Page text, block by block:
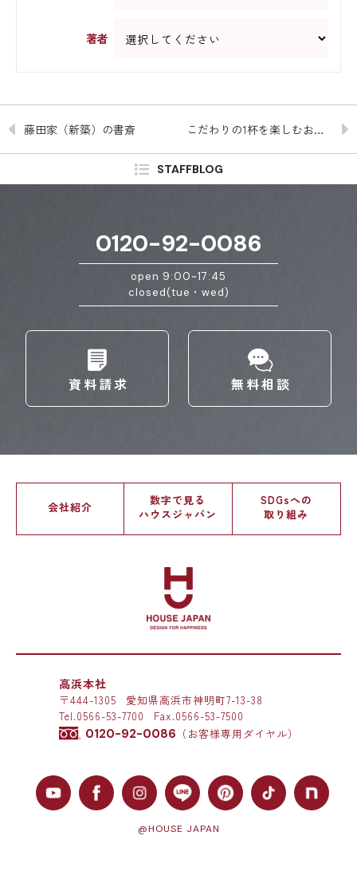
著者
藤田家（新築）の書斎 こだわりの1杯を楽しむおうち時間
STAFFBLOG
0120-92-0086
open 9:00~17:45
closed(tue・wed)
資料請求 無料相談
会社紹介
数字で見る
ハウスジャパン
SDGsへの
取り組み
高浜本社
〒444-1305
愛知県高浜市神明町7-13-38
Tel.0566-53-7700 Fax.0566-53-7500
0120-92-0086 （お客様専用ダイヤル）
@HOUSE JAPAN